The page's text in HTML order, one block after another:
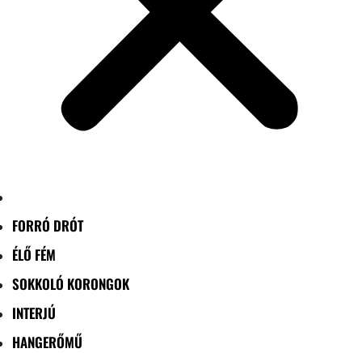
FORRÓ DRÓT
ÉLŐ FÉM
SOKKOLÓ KORONGOK
INTERJÚ
HANGERŐMŰ